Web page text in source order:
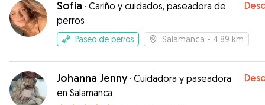
mucho en los paseos, además me informaba
días y me mandaba fotitos. Será un placer volver a
repetir, 100% recomendable.”
Sofía · Cariño y cuidados, paseadora de
perros
Paseo de perros Salamanca - 4.89 km
Johanna Jenny· Cuidadora y paseadora
en Salamanca